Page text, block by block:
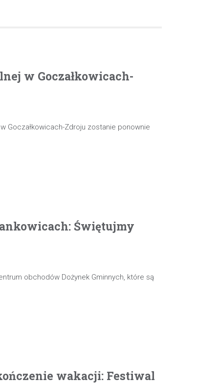
w Goczałkowicach-
Goczałkowicach-Zdroju zostanie ponownie
Świętujmy
obchodów Dożynek Gminnych, które są
wakacji: Festiwal